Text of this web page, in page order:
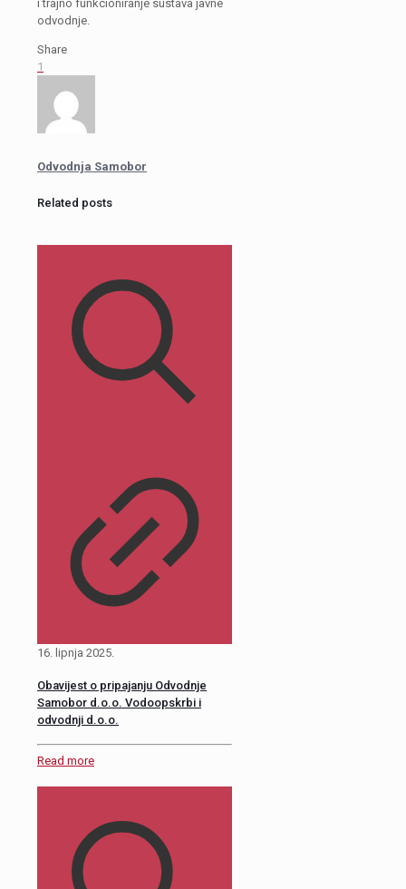
i trajno funkcioniranje sustava javne
odvodnje.
Share
1
Odvodnja Samobor
Related posts
16. lipnja 2025.
Obavijest o pripajanju Odvodnje
Samobor d.o.o. Vodoopskrbi i
odvodnji d.o.o.
Read more